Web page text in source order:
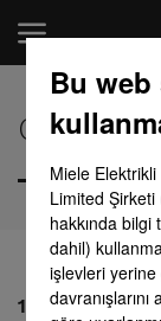
SEKTÖRLER
BILGI MERKEZI
ÜRÜNLER
SHOP
Genel
1. Genel koşullar
Bu
Miele
Limited Şirketi
hakkında
dahil)
işlevleri yerine